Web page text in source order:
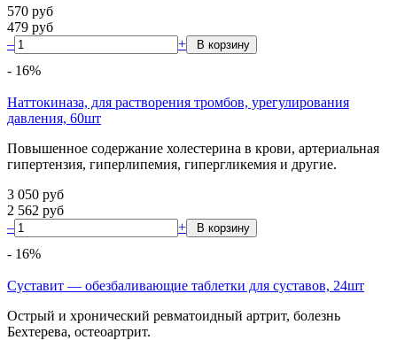
570 руб
479 руб
–
+
- 16%
Наттокиназа, для растворения тромбов, урегулирования
давления, 60шт
Повышенное содержание холестерина в крови, артериальная
гипертензия, гиперлипемия, гипергликемия и другие.
3 050 руб
2 562 руб
–
+
- 16%
Суставит — обезбаливающие таблетки для суставов, 24шт
Острый и хронический ревматоидный артрит, болезнь
Бехтерева, остеоартрит.